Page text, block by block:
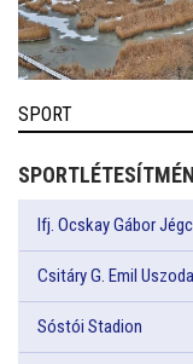
SPORT
Ifj. Ocskay Gábor
Csitáry G. Emil Uszoda
Sóstói Stadion